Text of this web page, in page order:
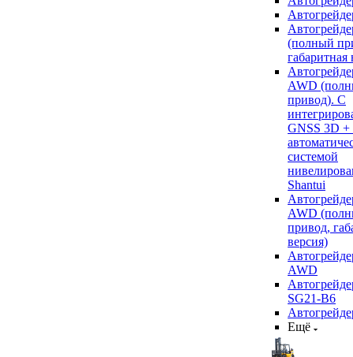
(полный
габаритная
AWD
привод). С
GNSS 3D +
системой
Shantui
AWD
привод,
версия)
AWD
SG21-B6
Ещё